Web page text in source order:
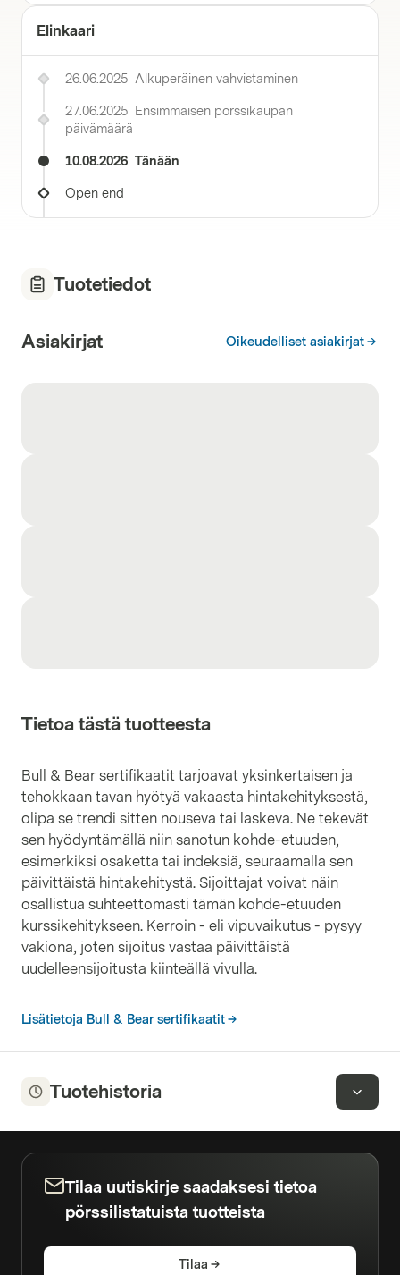
Elinkaari
26.06.2025 Alkuperäinen vahvistaminen
27.06.2025 Ensimmäisen pörssikaupan
päivämäärä
10.08.2026 Tänään
Open end
Tuotetiedot
Asiakirjat Oikeudelliset asiakirjat
Tietoa tästä tuotteesta
Bull & Bear sertifikaatit tarjoavat yksinkertaisen ja
tehokkaan tavan hyötyä vakaasta hintakehityksestä,
olipa se trendi sitten nouseva tai laskeva. Ne tekevät
sen hyödyntämällä niin sanotun kohde-etuuden,
esimerkiksi osaketta tai indeksiä, seuraamalla sen
päivittäistä hintakehitystä. Sijoittajat voivat näin
osallistua suhteettomasti tämän kohde-etuuden
kurssikehitykseen. Kerroin - eli vipuvaikutus - pysyy
vakiona, joten sijoitus vastaa päivittäistä
uudelleensijoitusta kiinteällä vivulla.
Lisätietoja Bull & Bear sertifikaatit
Tuotehistoria
Tilaa uutiskirje saadaksesi tietoa
pörssilistatuista tuotteista
Tilaa